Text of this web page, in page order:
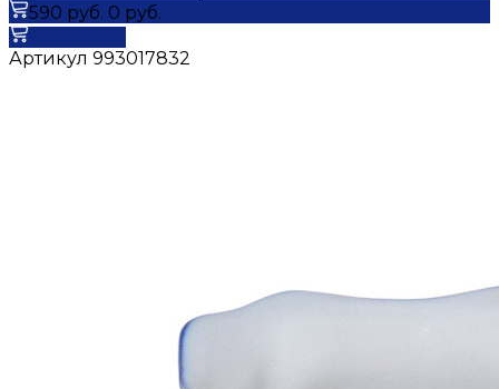
590 руб. 0 руб.
Артикул 993017832